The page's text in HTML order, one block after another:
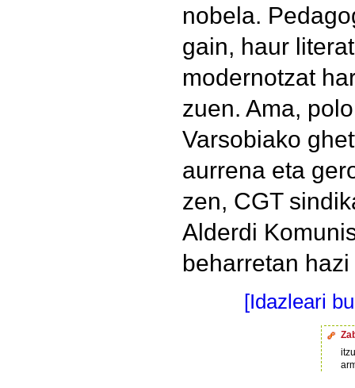
nobela.
gain, haur
modernotzat
zuen. Ama,
Varsobiako
aurrena eta
zen, CGT
Alderdi
beharretan
[Idazleari